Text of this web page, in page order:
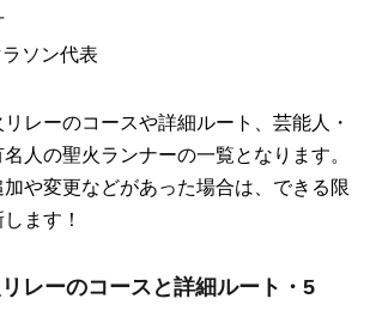
ソン代表
レーのコースや詳細ルート、芸能人・
人の聖火ランナーの一覧となります。
や変更などがあった場合は、できる限
ます！
レーのコースと詳細ルート・5